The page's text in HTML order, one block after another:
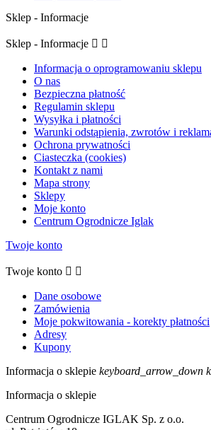
Sklep - Informacje
Sklep - Informacje  
Informacja o oprogramowaniu sklepu
O nas
Bezpieczna płatność
Regulamin sklepu
Wysyłka i płatności
Warunki odstąpienia, zwrotów i
Ochrona prywatności
Ciasteczka (cookies)
Kontakt z nami
Mapa strony
Sklepy
Moje konto
Centrum Ogrodnicze Iglak
Twoje konto
Twoje konto  
Dane osobowe
Zamówienia
Moje pokwitowania - korekty płatności
Adresy
Kupony
Informacja o sklepie keyboard_arrow_down
Informacja o sklepie
Centrum Ogrodnicze IGLAK Sp. z o.o.